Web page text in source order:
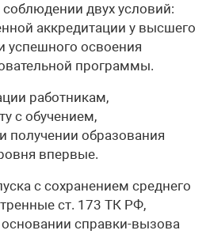
двух условий:
аккредитации у высшего
успешного освоения
программы.
работникам,
с обучением,
получении образования
впервые.
с сохранением среднего
ст. 173 ТК РФ,
справки-вызова